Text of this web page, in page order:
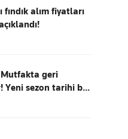
fındık alım fiyatları
geri
Yeni sezon tarihi b...